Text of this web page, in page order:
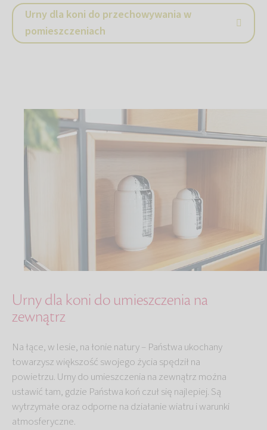
Urny dla koni do przechowywania w
pomieszczeniach
Urny dla koni do umieszczenia na
zewnątrz
Na łące, w lesie, na łonie natury – Państwa ukochany
towarzysz większość swojego życia spędził na
powietrzu. Urny do umieszczenia na zewnątrz można
ustawić tam, gdzie Państwa koń czuł się najlepiej. Są
wytrzymałe oraz odporne na działanie wiatru i warunki
atmosferyczne.